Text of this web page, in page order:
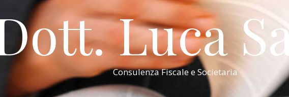
Luca
Consulenza Fiscale e Societaria